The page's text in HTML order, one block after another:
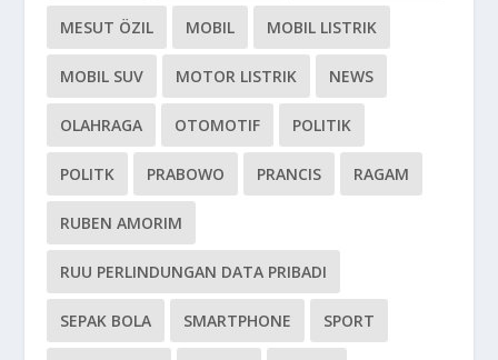
MESUT ÖZIL MOBIL MOBIL LISTRIK
MOBIL SUV MOTOR LISTRIK NEWS
OLAHRAGA OTOMOTIF POLITIK
POLITK PRABOWO PRANCIS RAGAM
RUBEN AMORIM
RUU PERLINDUNGAN DATA PRIBADI
SEPAK BOLA SMARTPHONE SPORT